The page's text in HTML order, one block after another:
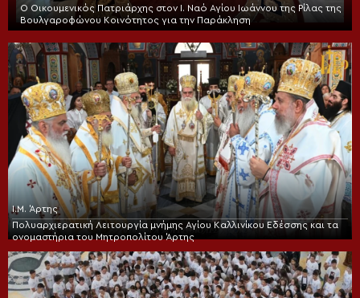
Ο Οικουμενικός Πατριάρχης στον I. Ναό Αγίου Ιωάννου της Ρίλας της
Βουλγαροφώνου Κοινότητος για την Παράκληση
Ι.Μ. Άρτης
Πολυαρχιερατική Λειτουργία μνήμης Αγίου Καλλινίκου Εδέσσης και τα
ονομαστήρια του Μητροπολίτου Άρτης